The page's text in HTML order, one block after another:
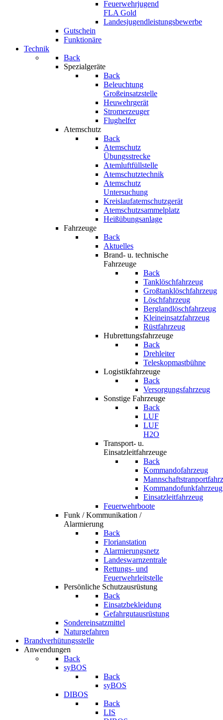
Feuerwehrjugend
FLA Gold
Landesjugendleistungsbewerbe
Gutschein
Funktionäre
Technik
Back
Spezialgeräte
Back
Beleuchtung
Großeinsatzstelle
Heuwehrgerät
Stromerzeuger
Flughelfer
Atemschutz
Back
Atemschutz
Übungsstrecke
Atemluftfüllstelle
Atemschutztechnik
Atemschutz
Untersuchung
Kreislaufatemschutzgerät
Atemschutzsammelplatz
Heißübungsanlage
Fahrzeuge
Back
Aktuelles
Brand- u. technische
Fahrzeuge
Back
Tanklöschfahrzeug
Großtanklöschfahrzeug
Löschfahrzeug
Berglandlöschfahrzeug
Kleineinsatzfahrzeug
Rüstfahrzeug
Hubrettungsfahrzeuge
Back
Drehleiter
Teleskopmastbühne
Logistikfahrzeuge
Back
Versorgungsfahrzeug
Sonstige Fahrzeuge
Back
LUF
LUF
H2O
Transport- u.
Einsatzleitfahrzeuge
Back
Kommandofahrzeug
Kommandofunkfahrzeug
Einsatzleitfahrzeug
Feuerwehrboote
Funk / Kommunikation /
Alarmierung
Back
Florianstation
Alarmierungsnetz
Landeswarnzentrale
Rettungs- und
Feuerwehrleitstelle
Persönliche Schutzausrüstung
Back
Einsatzbekleidung
Gefahrgutausrüstung
Sondereinsatzmittel
Naturgefahren
Brandverhütungsstelle
Anwendungen
Back
syBOS
Back
syBOS
DIBOS
Back
LIS